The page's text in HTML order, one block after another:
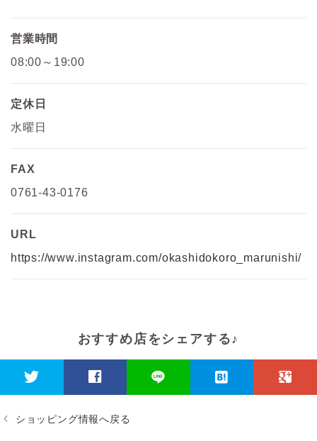
営業時間
08:00～19:00
定休日
水曜日
FAX
0761-43-0176
URL
https://www.instagram.com/okashidokoro_marunishi/
おすすめ店をシェアする♪
ショッピング情報へ戻る